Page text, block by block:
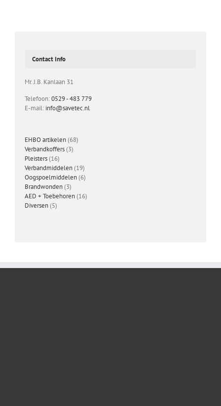
Contact Info
Mr. J.B. Kanlaan 31
Telefoon:0529 - 483 779
E-mail: info@savetec.nl
EHBO artikelen 6868
Verbandkoffers 33
Pleisters 1616
producten
Verbandmiddelen 1919
producten
Oogspoelmiddelen 66
Brandwonden 33
producten
AED + Toebehoren 1616
Diversen 55